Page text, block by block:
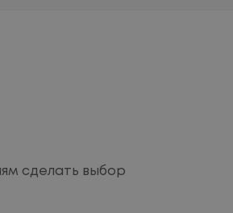
сделать выбор